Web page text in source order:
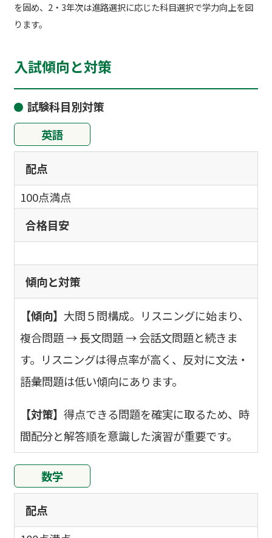
を固め、2・3年次は進路選択に応じた科目選択で学力向上を図
ります。
入試傾向と対策
試験科目別対策
英語
配点
100点満点
合格目安
傾向と対策
【傾向】 大問５問構成。リスニングに始まり、
複合問題 → 長文問題 → 会話文問題と続きま
す。リスニングは得点率が高く、反対に文法・
語彙問題は低い傾向にあります。
【対策】得点できる問題を確実に取るため、時
間配分と解答順を意識した演習が重要です。
数学
配点